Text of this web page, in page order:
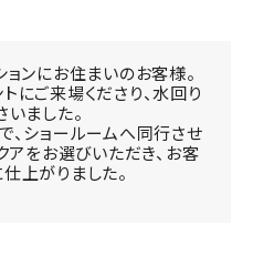
ンにお住まいのお客様。
にご来場くださり、水回り
ました。
、ショールームへ同行させ
アをお選びいただき、お客
上がりました。